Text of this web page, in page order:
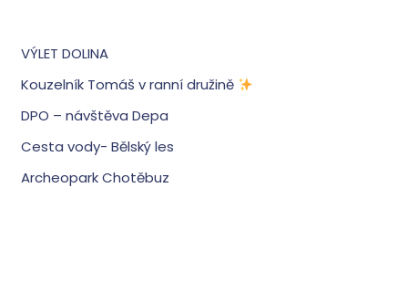
VÝLET DOLINA
Kouzelník Tomáš v ranní družině
DPO – návštěva Depa
Cesta vody- Bělský les
Archeopark Chotěbuz